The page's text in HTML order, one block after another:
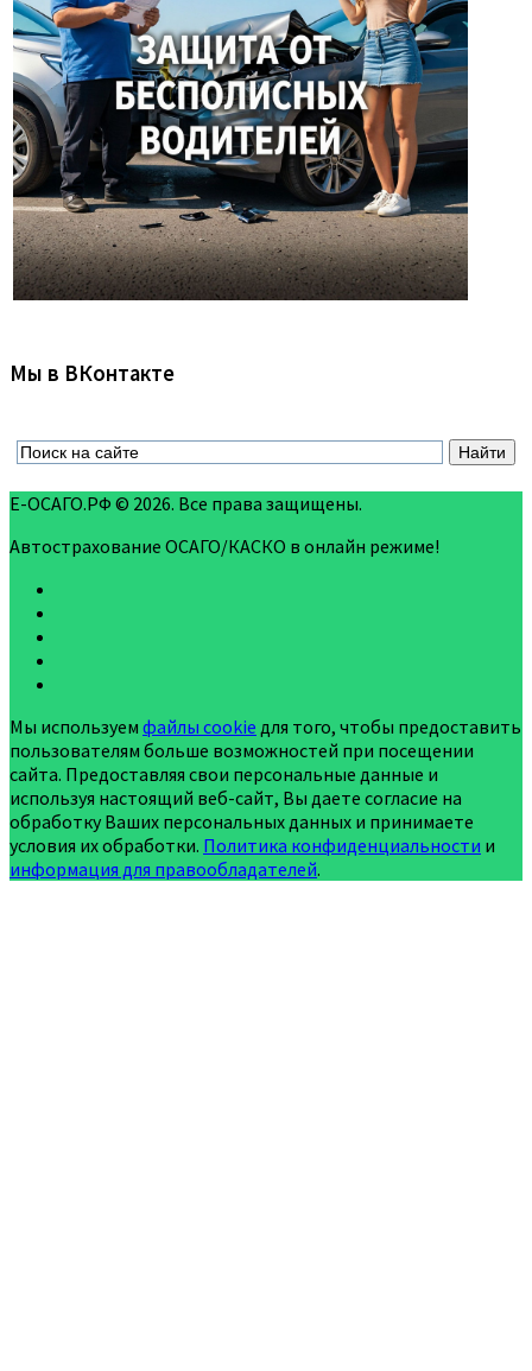
Мы в ВКонтакте
Е-ОСАГО.РФ © 2026. Все права защищены.
Автострахование ОСАГО/КАСКО в онлайн режиме!
Мы используем файлы cookie для того, чтобы предоставить
пользователям больше возможностей при посещении
сайта. Предоставляя свои персональные данные и
используя настоящий веб-сайт, Вы даете согласие на
обработку Ваших персональных данных и принимаете
условия их обработки. Политика конфиденциальности и
информация для правообладателей.